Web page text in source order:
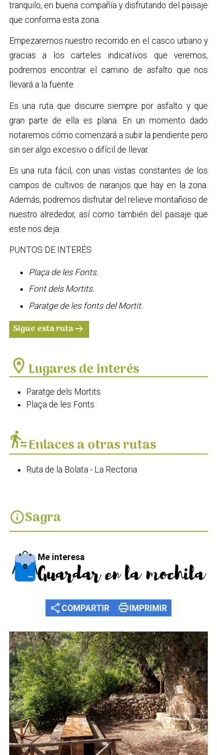
tranquilo, en buena compañía y disfrutando del paisaje
que conforma esta zona.
Empezaremos nuestro recorrido en el casco urbano y
gracias a los carteles indicativos que veremos,
podremos encontrar el camino de asfalto que nos
llevará a la fuente.
Es una ruta que discurre siempre por asfalto y que
gran parte de ella es plana. En un momento dado
notaremos cómo comenzará a subir la pendiente pero
sin ser algo excesivo o difícil de llevar.
Es una ruta fácil, con unas vistas constantes de los
campos de cultivos de naranjos que hay en la zona.
Además, podremos disfrutar del relieve montañoso de
nuestro alrededor, así como también del paisaje que
este nos deja.
PUNTOS DE INTERÉS
Plaça de les Fonts.
Font dels Mortits.
Paratge de les fonts del Mortit.
Sigue esta rutaarrow_right_alt
location_on Lugares de interés
Paratge dels Mortits
Plaça de les Fonts
transfer_within_a_stationEnlaces a otras rutas
Ruta de la Bolata - La Rectoria
infoSagra
Me interesa
Guardar en la mochila
share COMPARTIR printIMPRIMIR